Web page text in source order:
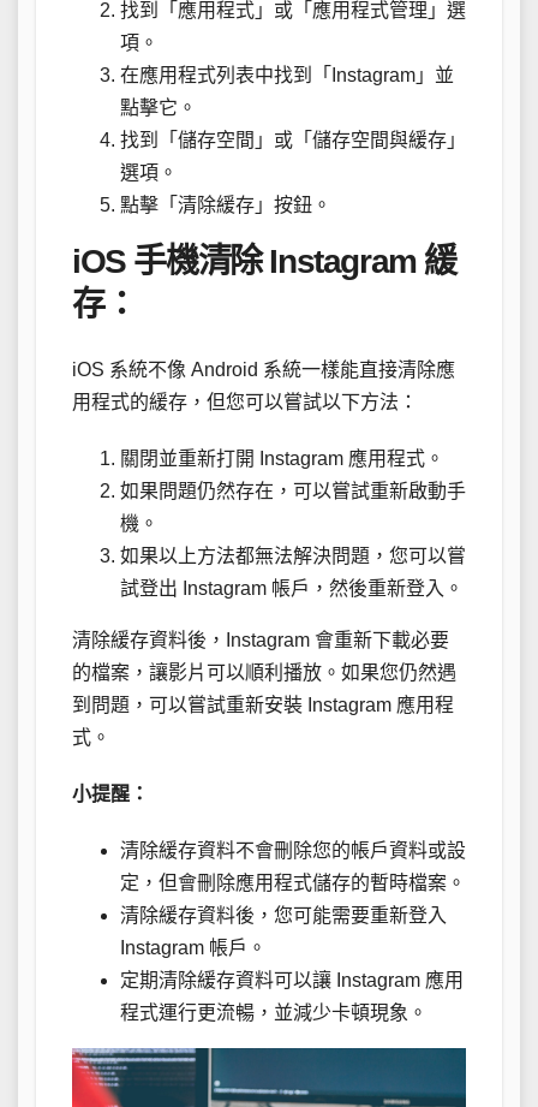
找到「應用程式」或「應用程式管理」選
項。
在應用程式列表中找到「Instagram」並
點擊它。
找到「儲存空間」或「儲存空間與緩存」
選項。
點擊「清除緩存」按鈕。
iOS 手機清除 Instagram 緩
存：
iOS 系統不像 Android 系統一樣能直接清除應
用程式的緩存，但您可以嘗試以下方法：
關閉並重新打開 Instagram 應用程式。
如果問題仍然存在，可以嘗試重新啟動手
機。
如果以上方法都無法解決問題，您可以嘗
試登出 Instagram 帳戶，然後重新登入。
清除緩存資料後，Instagram 會重新下載必要
的檔案，讓影片可以順利播放。如果您仍然遇
到問題，可以嘗試重新安裝 Instagram 應用程
式。
小提醒：
清除緩存資料不會刪除您的帳戶資料或設
定，但會刪除應用程式儲存的暫時檔案。
清除緩存資料後，您可能需要重新登入
Instagram 帳戶。
定期清除緩存資料可以讓 Instagram 應用
程式運行更流暢，並減少卡頓現象。